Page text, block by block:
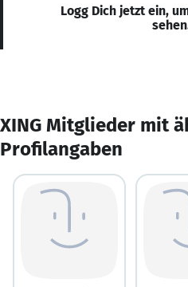
Logg Dich jetzt ein,
XING Mitglieder mit
Profilangaben